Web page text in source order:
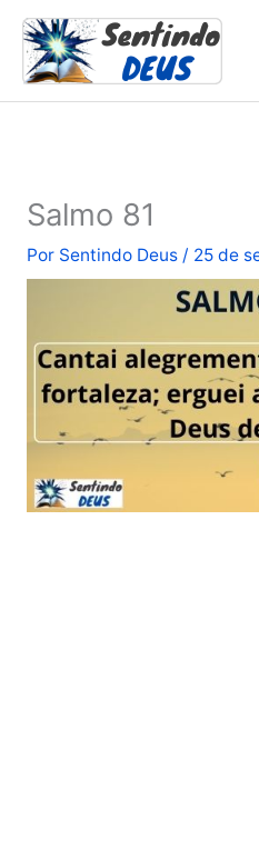
para
conteúdo
Salmo 81
Por Sentindo Deus / 25 de